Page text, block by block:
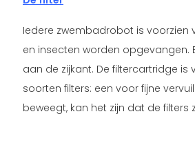
Iedere zwembadrobot is voorzien
en insecten worden opgevangen.
aan de zijkant. De filtercartridge
soorten filters: een voor fijne
beweegt, kan het zijn dat de